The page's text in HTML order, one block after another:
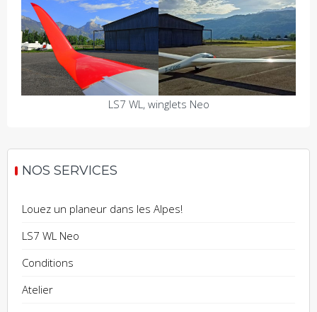
LS7 WL, winglets Neo
NOS SERVICES
Louez un planeur dans les Alpes!
LS7 WL Neo
Conditions
Atelier